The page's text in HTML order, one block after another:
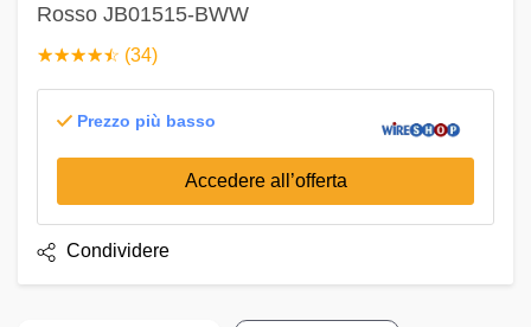
Rosso JB01515-BWW
☆☆☆☆☆
★★★★★ (34)
Prezzo più basso
Accedere all’offerta
Condividere